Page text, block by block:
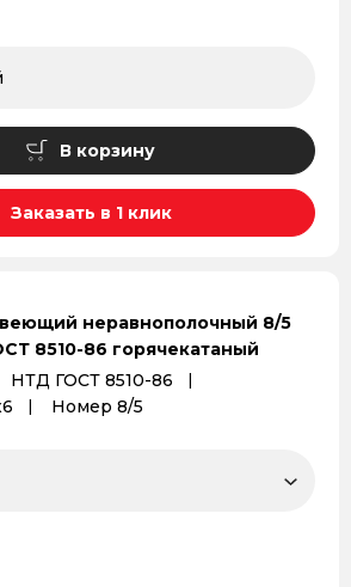
В корзину
Заказать в 1 клик
неравнополочный 8/5
8510-86 горячекатаный
НТД ГОСТ 8510-86
Номер 8/5